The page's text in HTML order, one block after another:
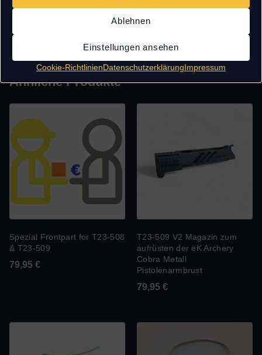
Ablehnen
Einstellungen ansehen
Cookie-RichtlinienDatenschutzerklärungImpressum
Ähnliche Produkte
Spezial Frontpart for T23-508
& T23-509
79,95 €
T23-509 V2 Magazin zum
aufrüsten der eK Archery
Cobra Metall
Pistolenarmbrust
79,95 €